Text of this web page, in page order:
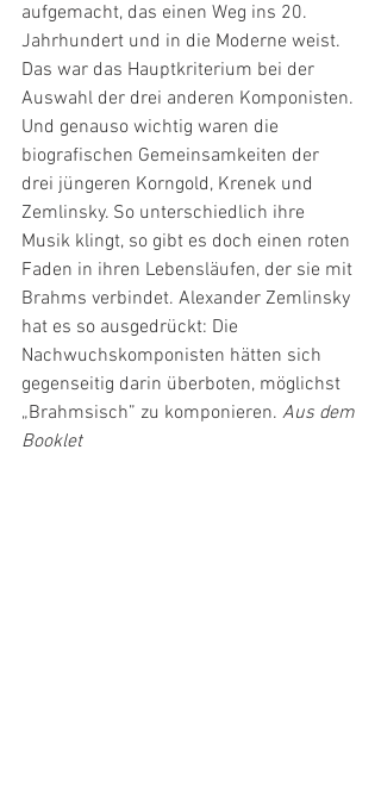
aufgemacht, das einen Weg ins 20.
Jahrhundert und in die Moderne weist.
Das war das Hauptkriterium bei der
Auswahl der drei anderen Komponisten.
Und genauso wichtig waren die
biografischen Gemeinsamkeiten der
drei jüngeren Korngold, Krenek und
Zemlinsky. So unterschiedlich ihre
Musik klingt, so gibt es doch einen roten
Faden in ihren Lebensläufen, der sie mit
Brahms verbindet. Alexander Zemlinsky
hat es so ausgedrückt: Die
Nachwuchskomponisten hätten sich
gegenseitig darin überboten, möglichst
„Brahmsisch” zu komponieren. Aus dem
Booklet